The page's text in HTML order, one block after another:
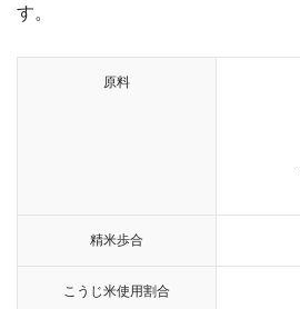
す。
原料
精米歩合
こうじ米使用割合